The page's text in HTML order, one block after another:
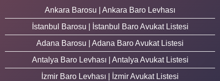
Ankara Barosu | Ankara Baro Levhası
İstanbul Barosu | İstanbul Baro Avukat Listesi
Adana Barosu | Adana Baro Avukat Listesi
Antalya Baro Levhası | Antalya Avukat Listesi
İzmir Baro Levhası | İzmir Avukat Listesi